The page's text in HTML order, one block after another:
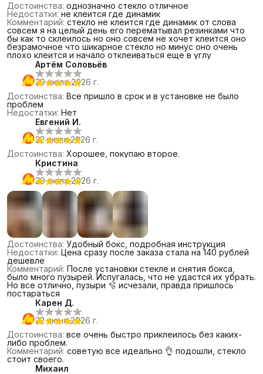
Достоинства: однозначно стекло отличное
Недостатки: не клеится где динамик
Комментарий: стекло не клеится где динамик от слова
совсем я на целый день его перематывал резинками что
бы как то склеилось но оно совсем не хочет клеится оно
безрамочное что шикарное стекло но минус оно очень
плохо клеится и начало отклеиваться еще в углу
Артём Соловьёв
29 июля 2026 г.
Достоинства: Все пришло в срок и в установке не было
проблем
Недостатки: Нет
Евгений И.
22 июля 2026 г.
Достоинства: Хорошее, покупаю второе.
Кристина
20 июля 2026 г.
Достоинства: Удобный бокс, подробная инструкция
Недостатки: Цена сразу после заказа стала на 140 рублей
дешевле
Комментарий: После установки стекле и снятия бокса,
было много пузырей. Испугалась, что не удастся их убрать.
Но все отлично, пузыри 🫧 исчезали, правда пришлось
постараться
Карен Д.
22 июня 2026 г.
Достоинства: все очень быстро приклеилось без каких-
либо проблем.
Комментарий: советую все идеально 👌 подошли, стекло
стоит своего.
Михаил